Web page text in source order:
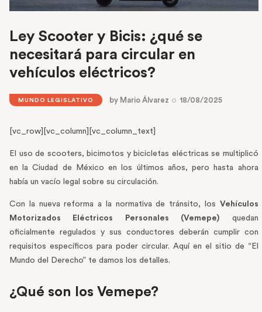
Ley Scooter y Bicis: ¿qué se
necesitará para circular en
vehículos eléctricos?
MUNDO LEGISLATIVO by Mario Álvarez 18/08/2025
[vc_row][vc_column][vc_column_text]
El uso de scooters, bicimotos y bicicletas eléctricas se multiplicó
en la Ciudad de México en los últimos años, pero hasta ahora
había un vacío legal sobre su circulación.
Con la nueva reforma a la normativa de tránsito, los Vehículos
Motorizados Eléctricos Personales (Vemepe) quedan
oficialmente regulados y sus conductores deberán cumplir con
requisitos específicos para poder circular. Aquí en el sitio de “El
Mundo del Derecho” te damos los detalles.
¿Qué son los Vemepe?